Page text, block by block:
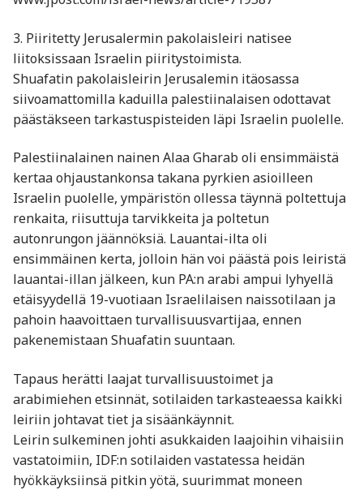
3. Piiritetty Jerusalermin pakolaisleiri natisee
liitoksissaan Israelin piiritystoimista.
Shuafatin pakolaisleirin Jerusalemin itäosassa
siivoamattomilla kaduilla palestiinalaisen odottavat
päästäkseen tarkastuspisteiden läpi Israelin puolelle.
Palestiinalainen nainen Alaa Gharab oli ensimmäistä
kertaa ohjaustankonsa takana pyrkien asioilleen
Israelin puolelle, ympäristön ollessa täynnä poltettuja
renkaita, riisuttuja tarvikkeita ja poltetun
autonrungon jäännöksiä. Lauantai-ilta oli
ensimmäinen kerta, jolloin hän voi päästä pois leiristä
lauantai-illan jälkeen, kun PA:n arabi ampui lyhyellä
etäisyydellä 19-vuotiaan Israelilaisen naissotilaan ja
pahoin haavoittaen turvallisuusvartijaa, ennen
pakenemistaan Shuafatin suuntaan.
Tapaus herätti laajat turvallisuustoimet ja
arabimiehen etsinnät, sotilaiden tarkasteaessa kaikki
leiriin johtavat tiet ja sisäänkäynnit.
Leirin sulkeminen johti asukkaiden laajoihin vihaisiin
vastatoimiin, IDF:n sotilaiden vastatessa heidän
hyökkäyksiinsä pitkin yötä, suurimmat moneen